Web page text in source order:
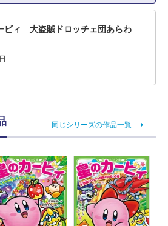
ビィ 大盗賊ドロッチェ団あらわ
同じシリーズの作品一覧